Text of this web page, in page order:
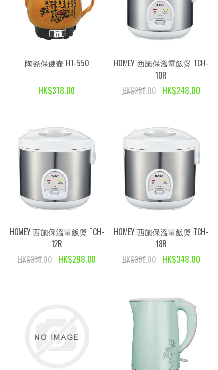
陶瓷保健壺 HT-550
HK$318.00
HOMEY 西施保溫電飯煲 TCH-
10R
HK$288.00
HK$248.00
HOMEY 西施保溫電飯煲 TCH-
12R
HK$338.00
HK$298.00
HOMEY 西施保溫電飯煲 TCH-
18R
HK$398.00
HK$348.00